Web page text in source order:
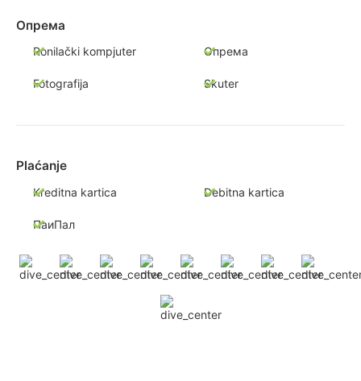
Опрема
Ronilački kompjuter Опрема
Fotografija Skuter
Plaćanje
Kreditna kartica Debitna kartica
ПаиПал